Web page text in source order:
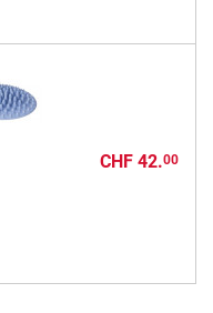
CHF 42.00